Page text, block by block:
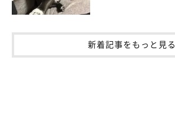
新着記事をもっと見る